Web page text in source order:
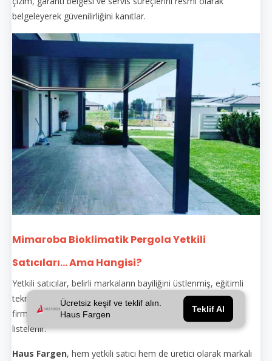
Ücretsiz keşif ve teklif alın.
Haus Fargen
Teklif Al
belgeleyerek güvenilirliğini kanıtlar.
Mimaroba Bioklimatik Pergola Yetkili
Satıcıları... Ama Hangisi?
Yetkili satıcılar, belirli markaların bayiliğini üstlenmiş, eğitimli
teknik personeli olan ve orijinal ürünle montaj yapan
firmalardır. Yetkili satıcılar genellikle markanın sitesinde
listelenir.
Haus Fargen, hem yetkili satıcı hem de üretici olarak markalı